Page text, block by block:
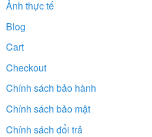
Ảnh thực tế
Blog
Cart
Checkout
Chính sách bảo hành
Chính sách bảo mật
Chính sách đổi trả